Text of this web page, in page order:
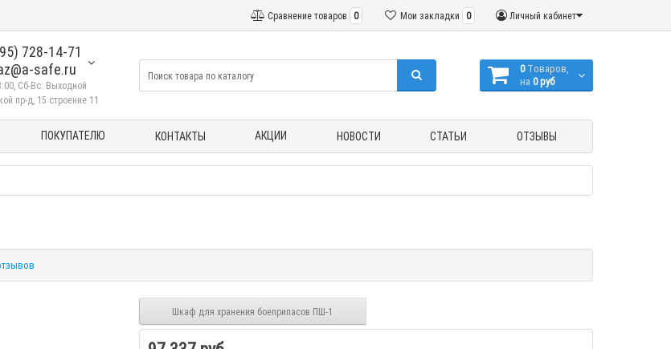
Личный кабинет
Мои закладки 0
Сравнение товаров 0
728-14-71
safe.ru
Сб-Вс: Выходной
пр-д, 15 строение 11
0 Tоваров,
на 0 руб
ПОКУПАТЕЛЮ КОНТАКТЫ АКЦИИ НОВОСТИ СТАТЬИ ОТЗЫВЫ
Шкаф для хранения боеприпасов ПШ-1